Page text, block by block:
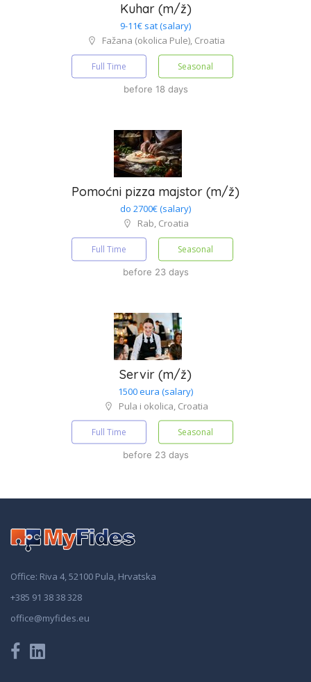
Kuhar (m/ž)
9-11€ sat (salary)
Fažana (okolica Pule), Croatia
Full Time Seasonal
before 18 days
Pomoćni pizza majstor (m/ž)
do 2700€ (salary)
Rab, Croatia
Full Time Seasonal
before 23 days
Servir (m/ž)
1500 eura (salary)
Pula i okolica, Croatia
Full Time Seasonal
before 23 days
Office: Riva 4, 52100 Pula, Hrvatska
+385 91 38 38 328
office@myfides.eu